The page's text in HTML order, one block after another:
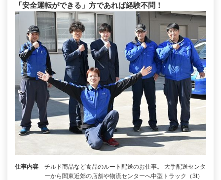
「安全運転ができる」方であれば経験不問！
仕事内容
チルド商品など食品のルート配送のお仕事。 大手配送センタ
ーから関東近郊の店舗や物流センターへ中型トラック（3t）